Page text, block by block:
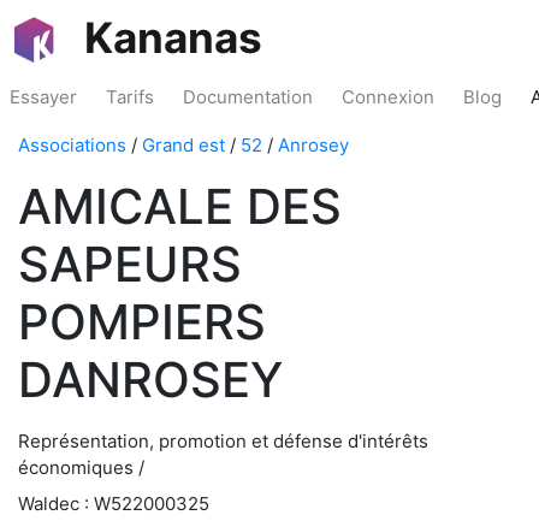
Kananas
Essayer Tarifs Documentation Connexion Blog
Associations / Grand est / 52 / Anrosey
AMICALE DES
SAPEURS
POMPIERS
DANROSEY
Représentation, promotion et défense d'intérêts
économiques /
Waldec : W522000325